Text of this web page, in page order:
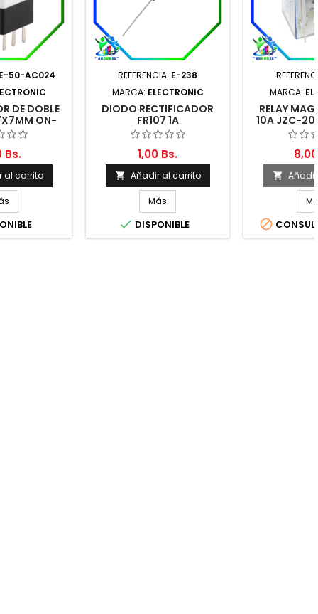
E-50-AC024
DE DOBLE
ON-
Bs.
al carrito
REFERENCIA: E-238
MARCA: ELECTRONIC
DIODO RECTIFICADOR
FR107 1A
1,00 Bs.
 Añadir al carrito
Más
 DISPONIBLE
MARCA:
RELAY
10A JZC-

